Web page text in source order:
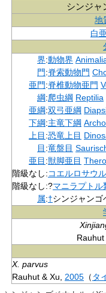
シンジャ
地
白
界:動物界
門:脊索動物門
亜門:脊椎動物亜門
綱:爬虫綱 Reptilia
亜綱:双弓亜綱
下綱:主竜下綱
上目:恐竜上目
目:竜盤目
亜目:獣脚亜目
階級なし:コエルロサウ
階級なし:?マニラプトル
属:†シンジャンゴ
Rauhut
X. parvus
Rauhut & Xu, 2005 （ タ